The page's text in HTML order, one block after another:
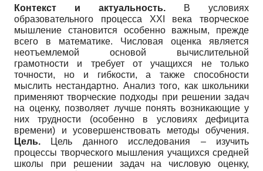
Контекст и актуальность. В условиях
образовательного процесса XXI века творческое
мышление становится особенно важным, прежде
всего в математике. Числовая оценка является
неотъемлемой основой вычислительной
грамотности и требует от учащихся не только
точности, но и гибкости, а также способности
мыслить нестандартно. Анализ того, как школьники
применяют творческие подходы при решении задач
на оценку, позволяет лучше понять возникающие у
них трудности (особенно в условиях дефицита
времени) и усовершенствовать методы обучения.
Цель. Цель данного исследования – изучить
процессы творческого мышления учащихся средней
школы при решении задач на числовую оценку,